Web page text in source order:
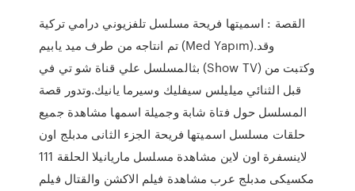
القصة : اسميتها فريحة مسلسل تلفزيوني درامي تركية
تم انتاجه من طرف ميد يابيم (Med Yapım).وقد
بثالمسلسل علي قناة شو تي في (Show TV) وكتبت من
قبل الثنائي ميليلس سيفليك وسيرما يانيك.وتدور قصة
المسلسل حول فتاة شابة وجميلة اسمها مشاهدة جميع
حلقات مسلسل اسميتها فريحة الجزء الثانى مدبلج اون
لاينسفرة اون لاين مشاهدة مسلسل ماريانيلا الحلقة 111
مكسيكى مدبلج عرب مشاهدة فيلم الاكشن والقتال فيلم